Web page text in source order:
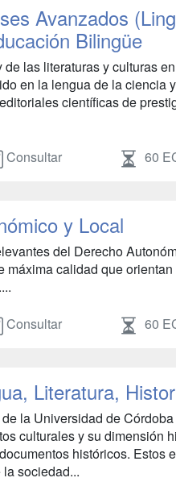
Avanzados
Bilingüe
las literaturas y culturas
en la lengua de la ciencia
científicas de
Consultar 60
y Local
del Derecho
máxima calidad que
Consultar 60
Literatura,
la Universidad de
culturales y su dimensión
históricos. Estos
sociedad...